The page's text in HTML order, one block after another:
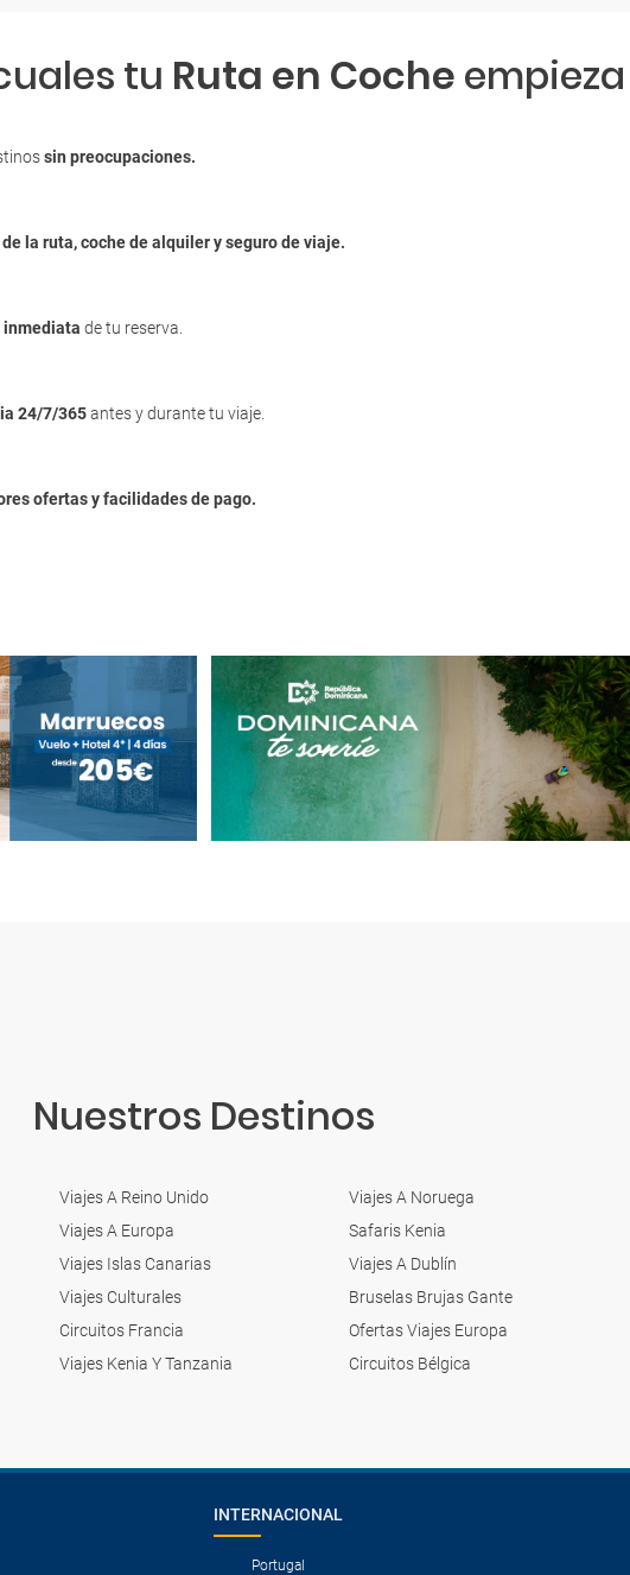
tu Ruta en Coche
sin preocupaciones.
la ruta, coche de alquiler y seguro de viaje.
inmediatade tu reserva.
24/7/365antes y durante tu viaje.
ofertas y facilidades de pago.
Nuestros Destinos
Viajes A Reino Unido Viajes A Noruega
Viajes A Europa Safaris Kenia
Viajes Islas Canarias Viajes A Dublín
Viajes Culturales Bruselas Brujas Gante
Circuitos Francia Ofertas Viajes Europa
Viajes Kenia Y Tanzania Circuitos Bélgica
INTERNACIONAL
Portugal